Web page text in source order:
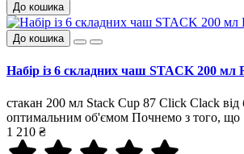
До кошика
До кошика
Набір із 6 складних чаш STACK 200 мл
стакан 200 мл Stack Cup 87 Click Clack від
оптимальним об'ємом Почнемо з того, що
1 210 ₴